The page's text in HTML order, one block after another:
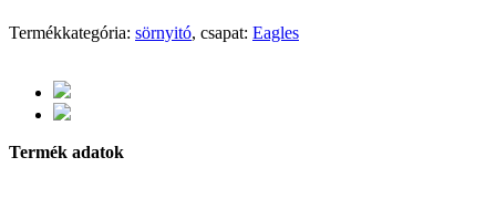
Termékkategória: sörnyitó, csapat: Eagles
Termék adatok